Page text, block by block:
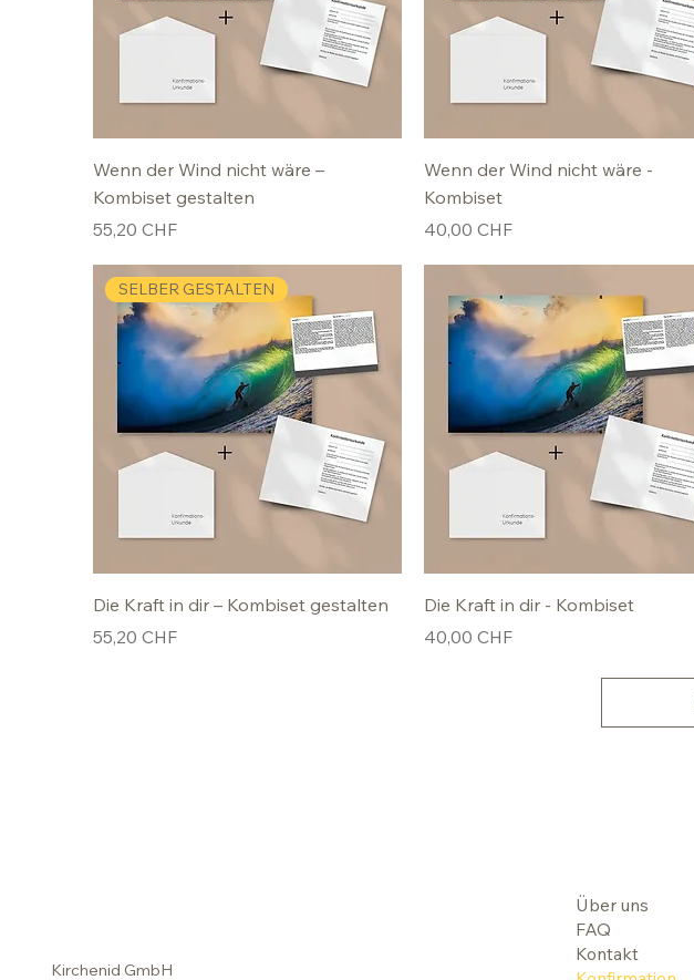
Wenn der Wind nicht wäre –
Kombiset gestalten
Preis
55,20 CHF
Wenn der Wind nicht wäre -
Kombiset
Preis
40,00 CHF
SELBER GESTALTEN
Die Kraft in dir – Kombiset gestalten
Preis
55,20 CHF
Die Kraft in dir - Kombiset
Preis
40,00 CHF
Kirchenid GmbH
Über uns
FAQ
Kontakt